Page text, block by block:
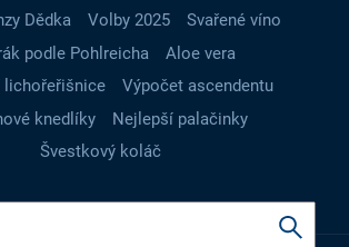
Dědka
Volby 2025
Svařené víno
podle Pohlreicha
Aloe vera
lichořeřišnice
Výpočet ascendentu
knedlíky
Nejlepší palačinky
Švestkový koláč